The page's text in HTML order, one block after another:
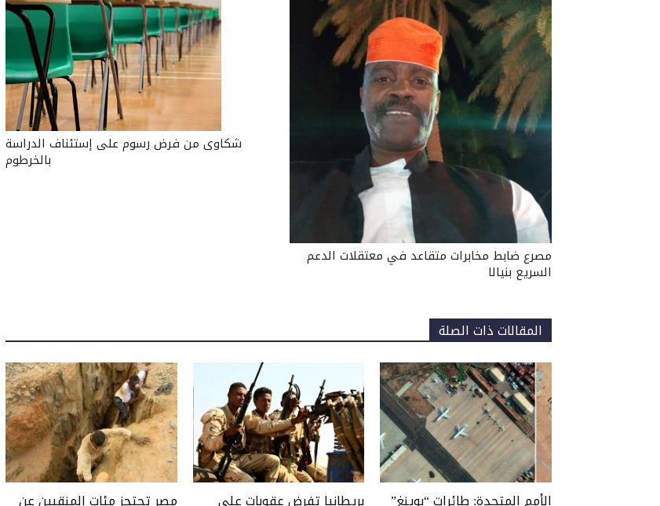
مصرع ضابط مخابرات متقاعد في معتقلات الدعم
السريع بنيالا
شكاوى من فرض رسوم على إستئناف الدراسة
بالخرطوم
المقالات ذات الصلة
الأمم المتحدة: طائرات “بوينغ” بريطانيا تفرض عقوبات على مصر تحتجز مئات المنقبين عن